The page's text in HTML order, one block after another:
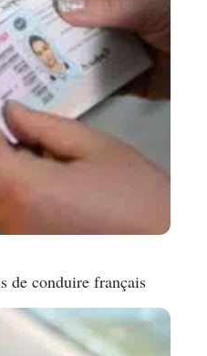
de conduire français